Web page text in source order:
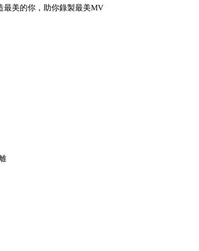
最美的你，助你錄製最美MV